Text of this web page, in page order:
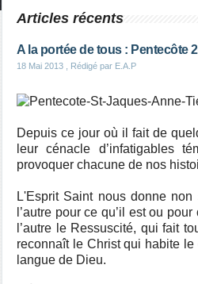
Articles récents
A la portée de tous : Pentecôte
18 Mai 2013 , Rédigé par E.A.P
Depuis ce jour où il fait de
leur cénacle d’infatigables
provoquer chacune de nos
L'Esprit Saint nous donne
l’autre pour ce qu’il est ou
l’autre le Ressuscité, qui fait
reconnaît le Christ qui habite
langue de Dieu.